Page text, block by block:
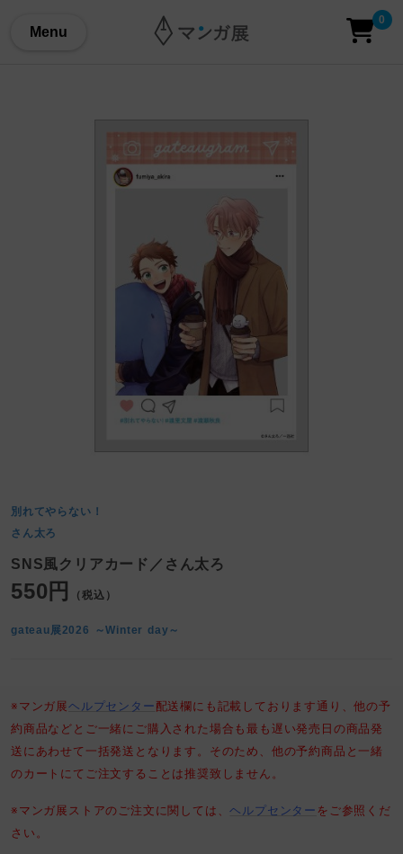
Menu
0
別れてやらない！
さん太ろ
SNS風クリアカード／さん太ろ
550円 （税込）
gateau展2026 ～Winter day～
※マンガ展ヘルプセンター 配送欄にも記載しております通り、他の予
約商品などとご一緒にご購入された場合も最も遅い発売日の商品発
送にあわせて一括発送となります。そのため、他の予約商品と一緒
のカートにてご注文することは推奨致しません。
※マンガ展ストアのご注文に関しては、ヘルプセンター をご参照くだ
さい。